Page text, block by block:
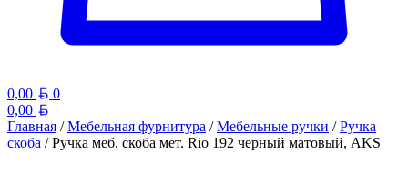
0,00 Белорусский рубль
0
0,00
Главная /Мебельная фурнитура /Мебельные ручки /Ручка
скоба / Ручка меб. скоба мет. Rio 192 черный матовый, AKS